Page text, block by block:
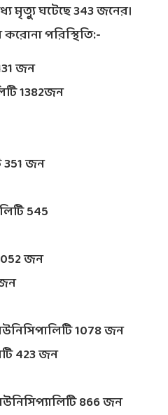
মৃত্যু ঘটেছে 343 জনের।
পরিস্থিতি:-
জন
1382জন
351 জন
545
জন
1078 জন
423 জন
866 জন